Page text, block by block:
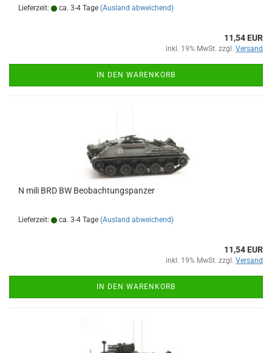
Lieferzeit: ca. 3-4 Tage (Ausland abweichend)
11,54 EUR
inkl. 19% MwSt. zzgl. Versand
IN DEN WARENKORB
N mili BRD BW Beobachtungspanzer
Lieferzeit: ca. 3-4 Tage (Ausland abweichend)
11,54 EUR
inkl. 19% MwSt. zzgl. Versand
IN DEN WARENKORB